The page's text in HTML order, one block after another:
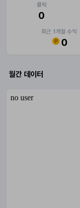
클릭
0
최근 1개월 수익
0
월간 데이터